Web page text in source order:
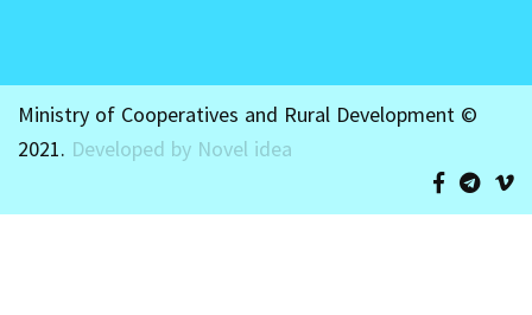
Ministry of Cooperatives and Rural Development ©
2021. Developed by Novel idea